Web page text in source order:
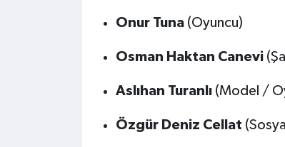
Onur Tuna(Oyuncu)
Osman Haktan Canevi
Aslıhan Turanlı(Model /
Özgür Deniz Cellat